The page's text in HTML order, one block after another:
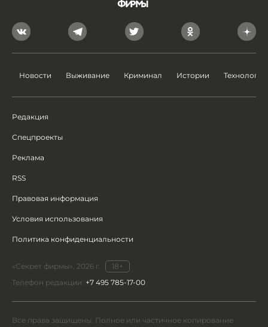
Новости Выживание Криминал Истории Технологии
Редакция
Спецпроекты
Реклама
RSS
Правовая информация
Условия использования
Политика конфиденциальности
«Секрет фирмы», 2026 г.
18+
Телефон редакции: +7 495 785-17-00
Все права защищены. Полное или частичное копирование